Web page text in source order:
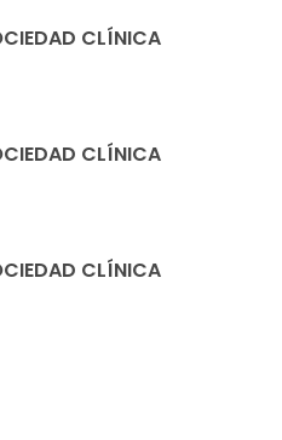
CLÍNICA
CLÍNICA
CLÍNICA